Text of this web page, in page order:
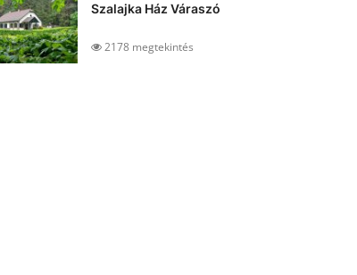
Szalajka Ház Váraszó
2178 megtekintés